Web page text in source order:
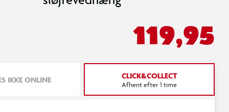
119,95
IKKE ONLINE CLICK&COLLECT
Afhent efter 1 time